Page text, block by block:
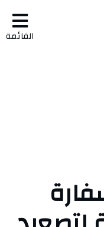
القائمة